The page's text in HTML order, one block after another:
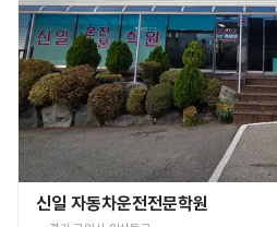
신일 자동차운전전문학원